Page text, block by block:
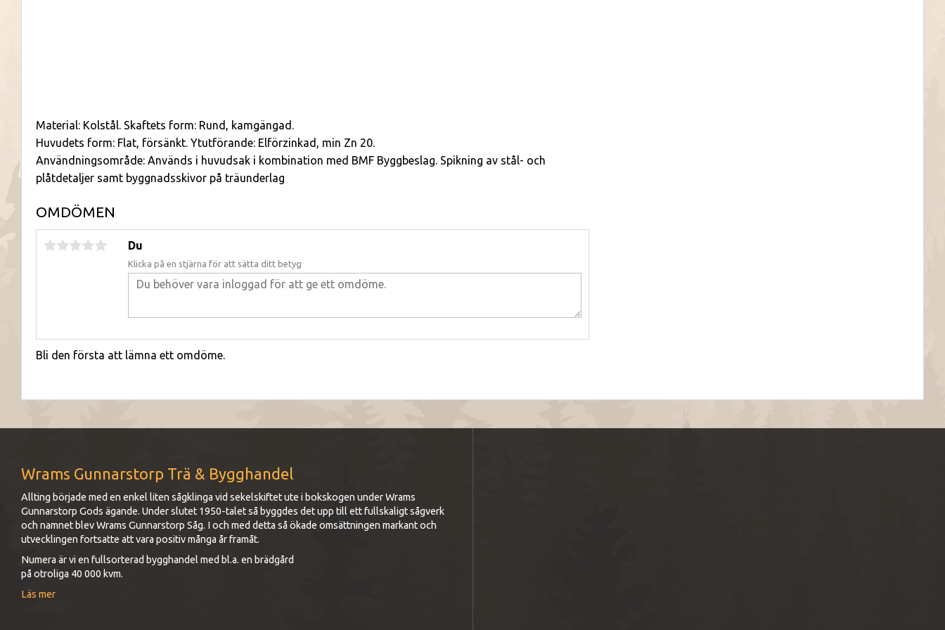
Material: Kolstål. Skaftets form: Rund, kamgängad.
Huvudets form: Flat, försänkt. Ytutförande: Elförzinkad, min Zn 20.
Användningsområde: Används i huvudsak i kombination med BMF Byggbeslag. Spikning av stål- och
plåtdetaljer samt byggnadsskivor på träunderlag
OMDÖMEN
Du
Klicka på en stjärna för att sätta ditt betyg
Bli den första att lämna ett omdöme.
Wrams Gunnarstorp Trä & Bygghandel
Allting började med en enkel liten sågklinga vid sekelskiftet ute i bokskogen under Wrams
Gunnarstorp Gods ägande. Under slutet 1950-talet så byggdes det upp till ett fullskaligt sågverk
och namnet blev Wrams Gunnarstorp Såg. I och med detta så ökade omsättningen markant och
utvecklingen fortsatte att vara positiv många år framåt.
Numera är vi en fullsorterad bygghandel med bl.a. en brädgård
på otroliga 40 000 kvm.
Läs mer